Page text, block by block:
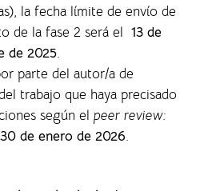
la fecha límite de envío de
de la fase 2 será el 13 de
de 2025.
parte del autor/a de
trabajo que haya precisado
según el peer review:
de enero de 2026.